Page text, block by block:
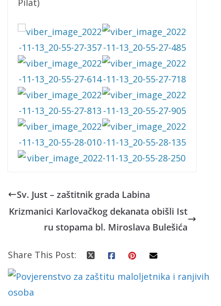
Pilat)
Sv. Just – zaštitnik grada Labina
Krizmanici Karlovačkog dekanata obišli Ist
ru stopama bl. Miroslava Bulešića
Share This Post: